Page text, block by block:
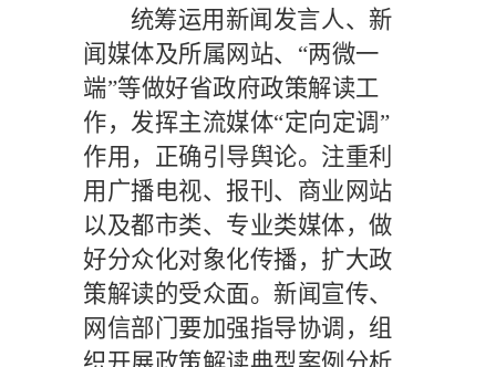
统筹运用新闻发言人、新
闻媒体及所属网站、 “两微一
端”等做好省政府政策解读工
作，发挥主流媒体“定向定调”
作用，正确引导舆论。注重利
用广播电视、报刊、商业网站
以及都市类、专业类媒体，做
好分众化对象化传播，扩大政
策解读的受众面。新闻宣传、
网信部门要加强指导协调，组